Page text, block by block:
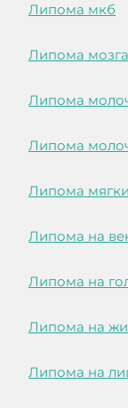
Липома мкб
Липома мозга
Липома
Липома
Липома
Липома на
Липома на
Липома на
Липома на